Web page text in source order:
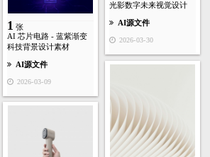
光影数字未来视觉设计
AI源文件
2026-03-30
1 张
AI 芯片电路 - 蓝紫渐变
科技背景设计素材
AI源文件
2026-03-09